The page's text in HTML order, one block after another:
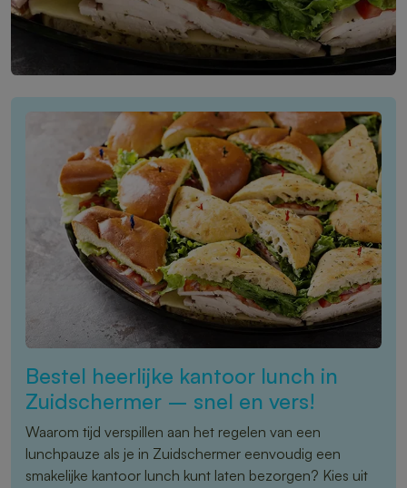
Bestel heerlijke kantoor lunch in
Zuidschermer – snel en vers!
Waarom tijd verspillen aan het regelen van een
lunchpauze als je in Zuidschermer eenvoudig een
smakelijke kantoor lunch kunt laten bezorgen? Kies uit